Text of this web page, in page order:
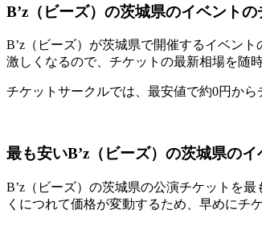
B’z（ビーズ）の茨城県のイベント
B’z（ビーズ）が茨城県で開催するイベン
激しくなるので、チケットの最新相場を随
チケットサークルでは、最安値で約0円から
最も安いB’z（ビーズ）の茨城県の
B’z（ビーズ）の茨城県の公演チケットを
くにつれて価格が変動するため、早めにチ